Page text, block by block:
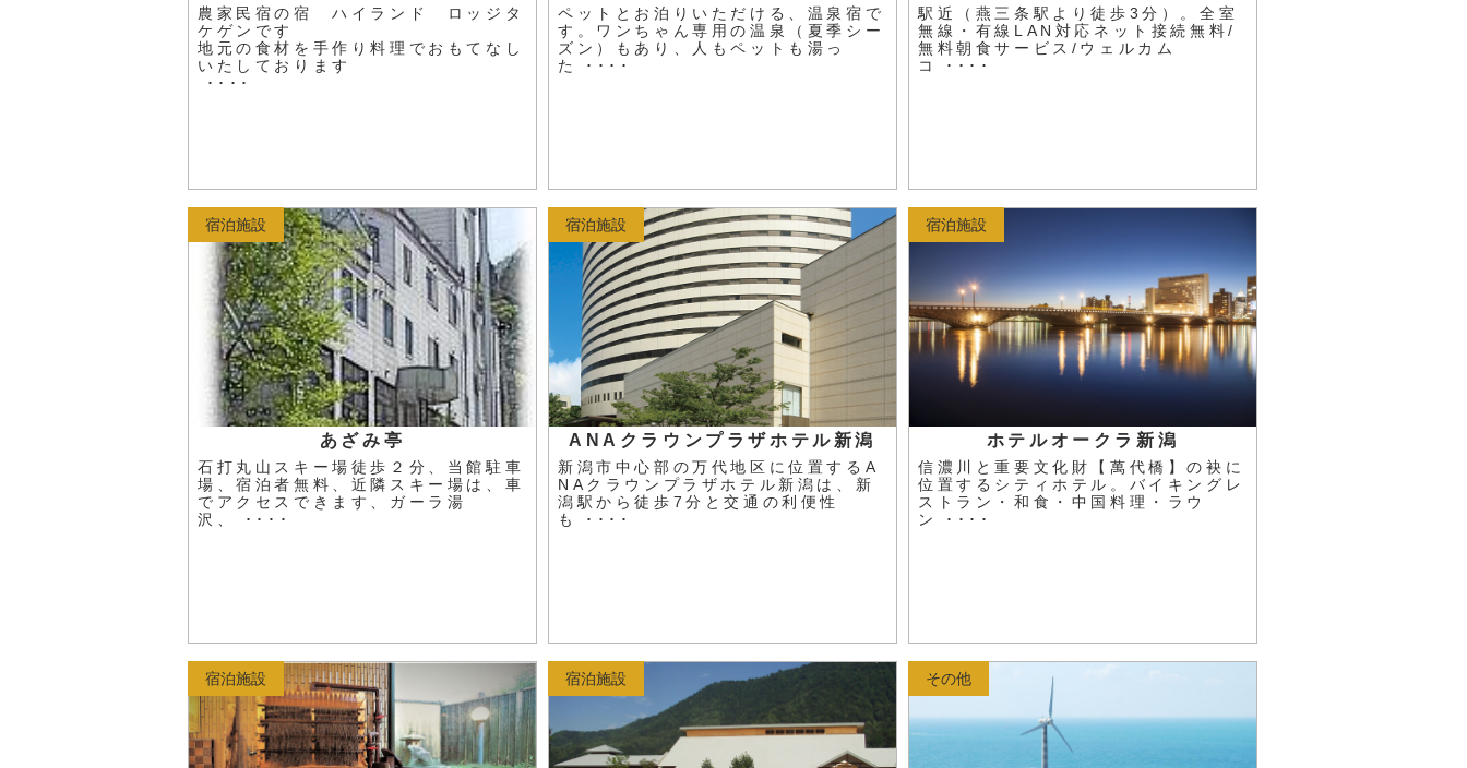
農家民宿の宿 ハイランド ロッジタ
ケゲンです
地元の食材を手作り料理でおもてなし
いたしております
････
ペットとお泊りいただける、温泉宿で
す。ワンちゃん専用の温泉（夏季シー
ズン）もあり、人もペットも湯っ
た ････
駅近（燕三条駅より徒歩3分）。全室
無線・有線LAN対応ネット接続無料/
無料朝食サービス/ウェルカム
コ ････
あざみ亭
石打丸山スキー場徒歩２分、当館駐車
場、宿泊者無料、近隣スキー場は、車
でアクセスできます、ガーラ湯
沢、 ････
宿泊施設
ANAクラウンプラザホテル新潟
新潟市中心部の万代地区に位置するA
NAクラウンプラザホテル新潟は、新
潟駅から徒歩7分と交通の利便性
も ････
宿泊施設
ホテルオークラ新潟
信濃川と重要文化財【萬代橋】の袂に
位置するシティホテル。バイキングレ
ストラン・和食・中国料理・ラウ
ン ････
宿泊施設
宿泊施設 宿泊施設 その他